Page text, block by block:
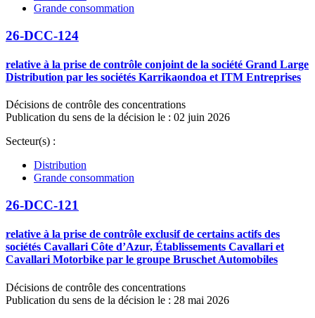
Grande consommation
26-DCC-124
relative à la prise de contrôle conjoint de la société Grand Large
Distribution par les sociétés Karrikaondoa et ITM Entreprises
Décisions de contrôle des concentrations
Publication du sens de la décision le : 02 juin 2026
Secteur(s) :
Distribution
Grande consommation
26-DCC-121
relative à la prise de contrôle exclusif de certains actifs des
sociétés Cavallari Côte d’Azur, Établissements Cavallari et
Cavallari Motorbike par le groupe Bruschet Automobiles
Décisions de contrôle des concentrations
Publication du sens de la décision le : 28 mai 2026